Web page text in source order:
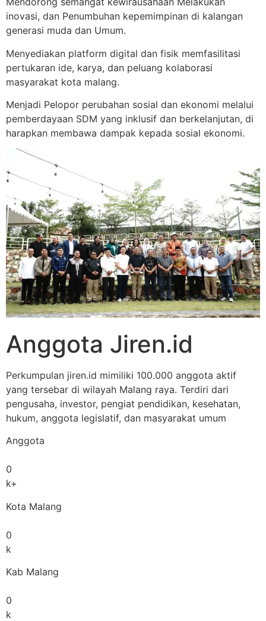
inovasi, dan Penumbuhan kepemimpinan di kalangan
generasi muda dan Umum.
Menyediakan platform digital dan fisik memfasilitasi
pertukaran ide, karya, dan peluang kolaborasi
masyarakat kota malang.
Menjadi Pelopor perubahan sosial dan ekonomi melalui
pemberdayaan SDM yang inklusif dan berkelanjutan, di
harapkan membawa dampak kepada sosial ekonomi.
Anggota Jiren.id
Perkumpulan jiren.id mimiliki 100.000 anggota aktif
yang tersebar di wilayah Malang raya. Terdiri dari
pengusaha, investor, pengiat pendidikan, kesehatan,
hukum, anggota legislatif, dan masyarakat umum
Anggota
0
k+
Kota Malang
0
k
Kab Malang
0
k